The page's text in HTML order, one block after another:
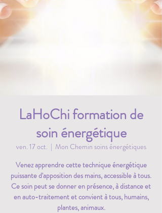
LaHoChi formation de
soin énergétique
ven. 17 oct.
  |
Mon Chemin soins énergétiques
Venez apprendre cette technique énergétique
puissante d'apposition des mains, accessible à tous.
Ce soin peut se donner en présence, à distance et
en auto-traitement et convient à tous, humains,
plantes, animaux.